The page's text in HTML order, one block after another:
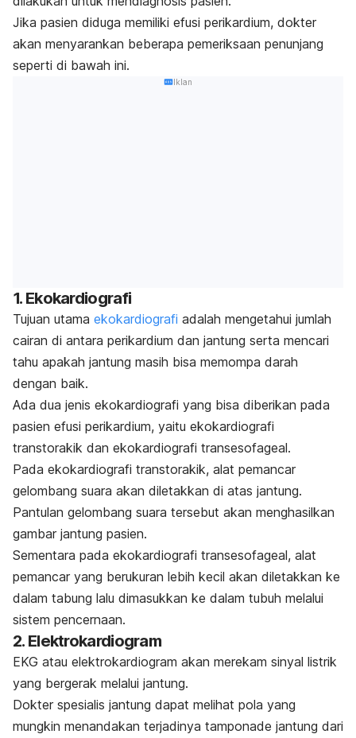
Jika pasien diduga memiliki efusi perikardium, dokter
akan menyarankan beberapa pemeriksaan penunjang
seperti di bawah ini.
Iklan
1. Ekokardiografi
Tujuan utama ekokardiografi adalah mengetahui jumlah
cairan di antara perikardium dan jantung serta mencari
tahu apakah jantung masih bisa memompa darah
dengan baik.
Ada dua jenis ekokardiografi yang bisa diberikan pada
pasien efusi perikardium, yaitu ekokardiografi
transtorakik dan ekokardiografi transesofageal.
Pada ekokardiografi transtorakik, alat pemancar
gelombang suara akan diletakkan di atas jantung.
Pantulan gelombang suara tersebut akan menghasilkan
gambar jantung pasien.
Sementara pada ekokardiografi transesofageal, alat
pemancar yang berukuran lebih kecil akan diletakkan ke
dalam tabung lalu dimasukkan ke dalam tubuh melalui
sistem pencernaan.
2. Elektrokardiogram
EKG atau elektrokardiogram akan merekam sinyal listrik
yang bergerak melalui jantung.
Dokter spesialis jantung dapat melihat pola yang
mungkin menandakan terjadinya tamponade jantung dari